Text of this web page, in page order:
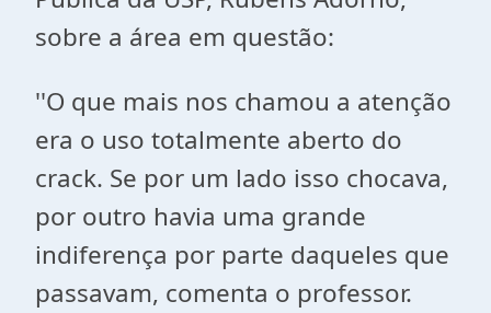
sobre a área em questão:
''O que mais nos chamou a atenção
era o uso totalmente aberto do
crack. Se por um lado isso chocava,
por outro havia uma grande
indiferença por parte daqueles que
passavam, comenta o professor.